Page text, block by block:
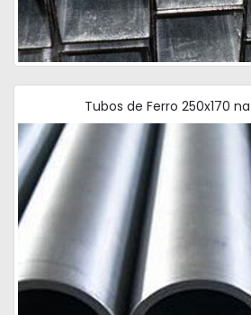
Tubos de Ferro 250x170